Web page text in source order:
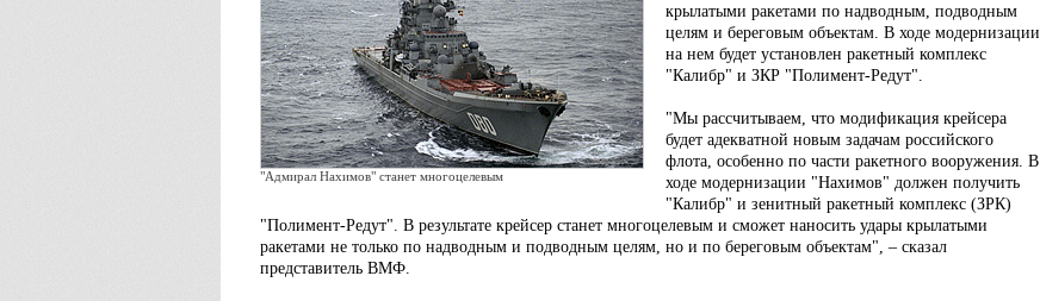
"Адмирал Нахимов" станет многоцелевым
крылатыми ракетами по надводным, подводным
целям и береговым объектам. В ходе модернизации
на нем будет установлен ракетный комплекс
"Калибр" и ЗКР "Полимент-Редут".
"Мы рассчитываем, что модификация крейсера
будет адекватной новым задачам российского
флота, особенно по части ракетного вооружения. В
ходе модернизации "Нахимов" должен получить
"Калибр" и зенитный ракетный комплекс (ЗРК)
"Полимент-Редут". В результате крейсер станет многоцелевым и сможет наносить удары крылатыми
ракетами не только по надводным и подводным целям, но и по береговым объектам", – сказал
представитель ВМФ.